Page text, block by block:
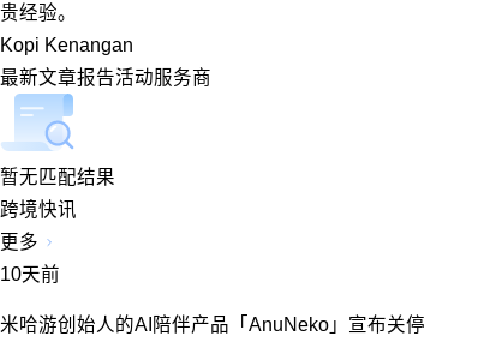
贵经验。
Kopi Kenangan
最新文章报告活动服务商
暂无匹配结果
跨境快讯
更多
10天前
米哈游创始人的AI陪伴产品「AnuNeko」宣布关停